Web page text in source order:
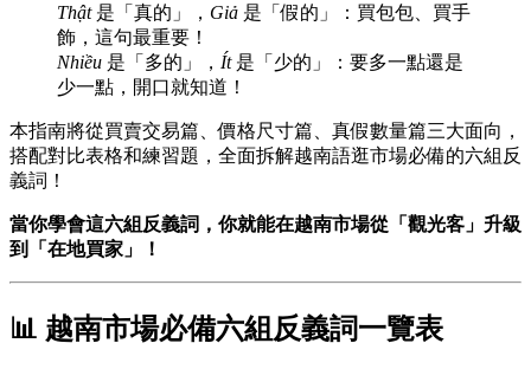
Thật是「真的」， Giả 是「假的」：買包包、買手
飾，這句最重要！
Nhiều 是「多的」， Ít是「少的」：要多一點還是
少一點，開口就知道！
本指南將從買賣交易篇、價格尺寸篇、真假數量篇三大面向，
搭配對比表格和練習題，全面拆解越南語逛市場必備的六組反
義詞！
當你學會這六組反義詞，你就能在越南市場從「觀光客」升級
到「在地買家」！
📊 越南市場必備六組反義詞一覽表